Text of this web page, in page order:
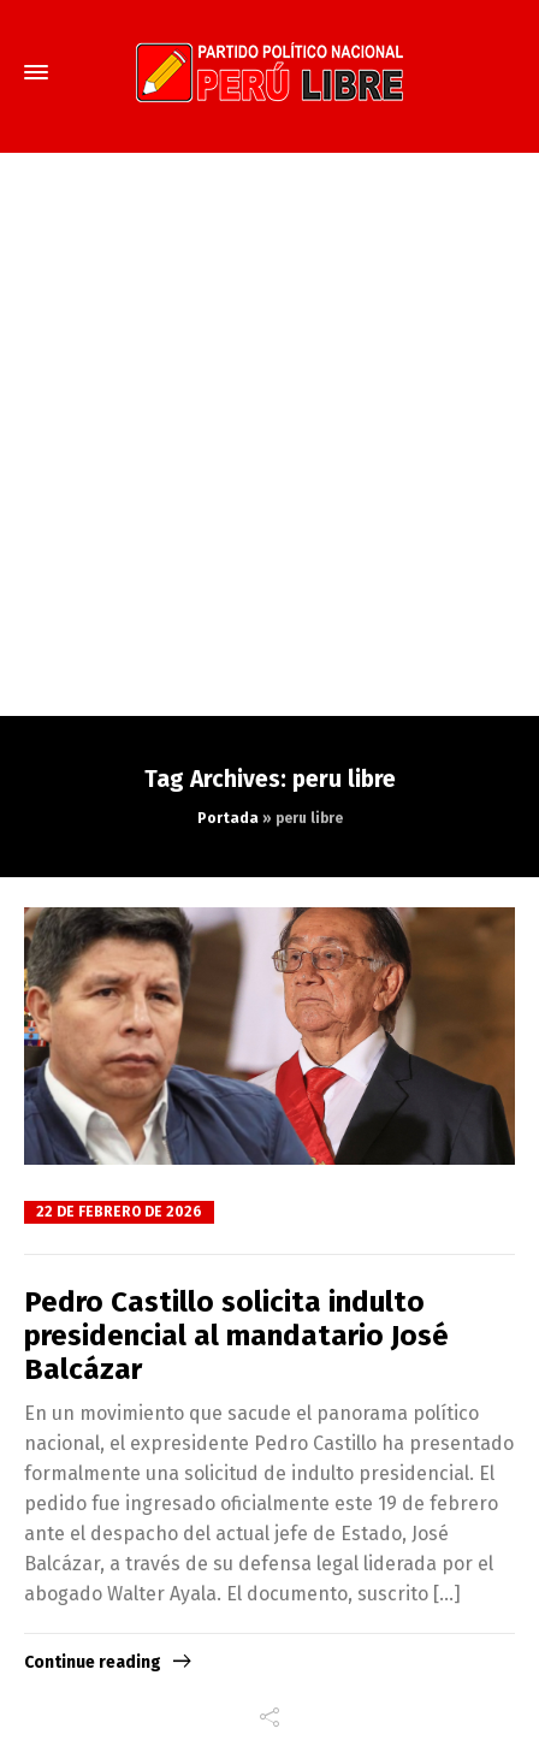
Tag Archives: peru libre
Portada» peru libre
22 DE FEBRERO DE 2026
Pedro Castillo solicita indulto
presidencial al mandatario José
Balcázar
En un movimiento que sacude el panorama político
nacional, el expresidente Pedro Castillo ha presentado
formalmente una solicitud de indulto presidencial. El
pedido fue ingresado oficialmente este 19 de febrero
ante el despacho del actual jefe de Estado, José
Balcázar, a través de su defensa legal liderada por el
abogado Walter Ayala. El documento, suscrito […]
Continue reading